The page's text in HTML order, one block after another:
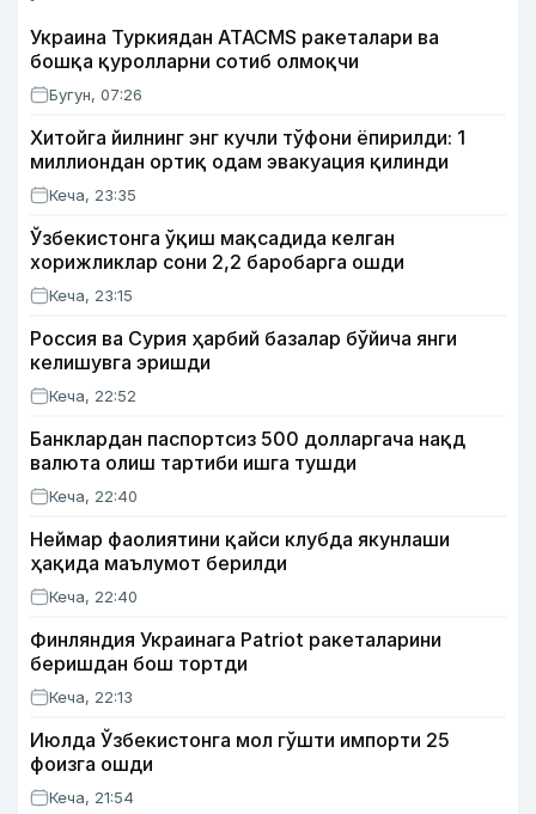
Украина Туркиядан ATACMS ракеталари ва
бошқа қуролларни сотиб олмоқчи
Бугун, 07:26
Хитойга йилнинг энг кучли тўфони ёпирилди: 1
миллиондан ортиқ одам эвакуация қилинди
Кеча, 23:35
Ўзбекистонга ўқиш мақсадида келган
хорижликлар сони 2,2 баробарга ошди
Кеча, 23:15
Россия ва Сурия ҳарбий базалар бўйича янги
келишувга эришди
Кеча, 22:52
Банклардан паспортсиз 500 долларгача нақд
валюта олиш тартиби ишга тушди
Кеча, 22:40
Неймар фаолиятини қайси клубда якунлаши
ҳақида маълумот берилди
Кеча, 22:40
Финляндия Украинага Patriot ракеталарини
беришдан бош тортди
Кеча, 22:13
Июлда Ўзбекистонга мол гўшти импорти 25
фоизга ошди
Кеча, 21:54